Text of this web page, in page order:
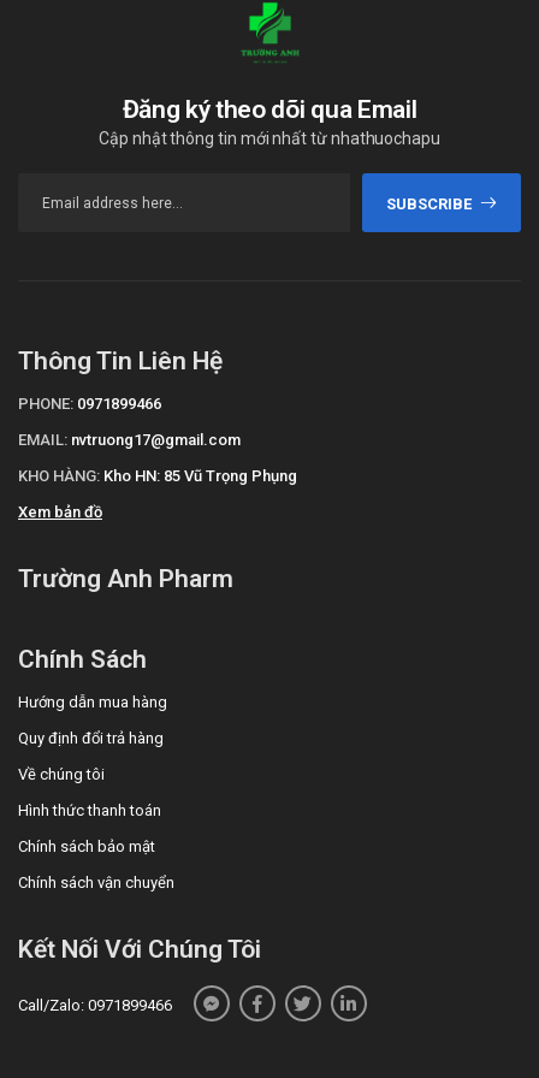
Giá của Dalyric 75mg Danapha là bao
Dalyric 75mg Danapha
hiện đang được bán sỉ lẻ tại
Trường Anh. Các bạn vui lòng liên hệ hotline công ty
Call/Zalo: 090.179.6388
để được giải đáp thắc mắc về
Mua Dalyric 75mg Danapha ở đâu?
khung giờ sáng:10h-11h
Mua hàng qua số điện thoại hotline:
090.179.6388để được gặp dược sĩ đại học tư vấn cụ thể
và nhanh nhất.
Đăng ký theo dõi qua Email
Cập nhật thông tin mới nhất từ nhathuochapu
SUBSCRIBE
Thông Tin Liên Hệ
PHONE: 0971899466
EMAIL: nvtruong17@gmail.com
KHO HÀNG: Kho HN: 85 Vũ Trọng Phụng
Xem bản đồ
Trường Anh Pharm
Chính Sách
Hướng dẫn mua hàng
Quy định đổi trả hàng
Về chúng tôi
Hình thức thanh toán
Chính sách bảo mật
Chính sách vận chuyển
Kết Nối Với Chúng Tôi
Call/Zalo: 0971899466